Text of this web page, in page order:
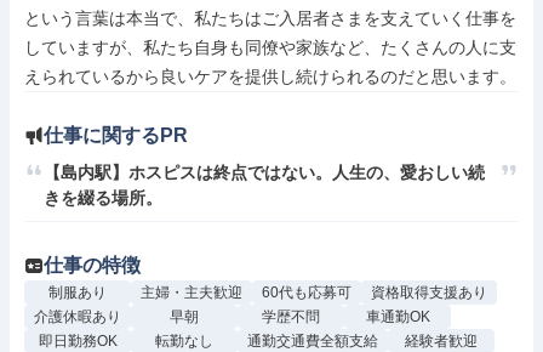
という言葉は本当で、私たちはご入居者さまを支えていく仕事を
していますが、私たち自身も同僚や家族など、たくさんの人に支
えられているから良いケアを提供し続けられるのだと思います。
仕事に関するPR
【島内駅】ホスピスは終点ではない。人生の、愛おしい続
きを綴る場所。
仕事の特徴
制服あり 主婦・主夫歓迎 60代も応募可
資格取得支援あり
介護休暇あり
早朝 学歴不問
車通勤OK
即日勤務OK
転勤なし 通勤交通費全額支給
経験者歓迎